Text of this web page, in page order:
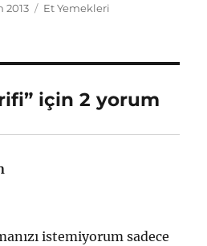
2013 Kategoriler
Et Yemekleri
için 2 yorum
istemiyorum sadece